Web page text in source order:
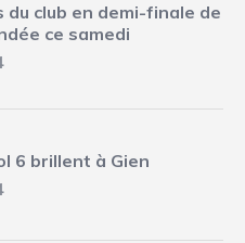
du club en demi-finale de
ce samedi
6 brillent à Gien